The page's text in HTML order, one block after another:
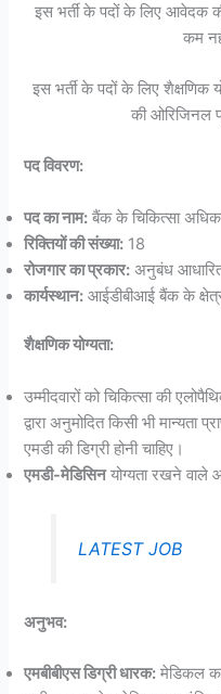
इस भर्ती के पदों के लिए आवेदक
कम
इस भर्ती के पदों के लिए शैक्षणिक
की ओरिजिनल
पद विवरण:
पद का नाम: बैंक के चिकित्सा
रिक्तियों की संख्या: 18
रोजगार का प्रकार: अनुबंध
कार्यस्थान: आईडीबीआई बैंक के
शैक्षणिक योग्यता:
उम्मीदवारों को चिकित्सा की
द्वारा अनुमोदित किसी भी मान्यता
एमडी की डिग्री होनी चाहिए।
एमडी-मेडिसिनयोग्यता रखने वाले
LATEST JOB
अनुभव:
एमबीबीएस डिग्री धारक: मेडिकल